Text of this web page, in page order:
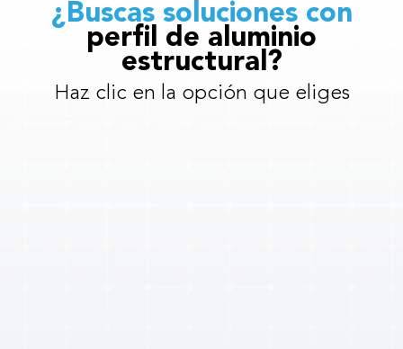
¿Buscas soluciones con
perfil de aluminio
estructural?
Haz clic en la opción que eliges